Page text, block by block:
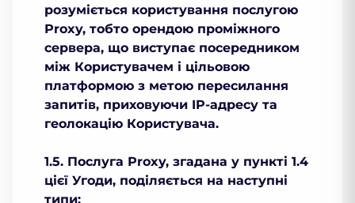
розуміється користування послугою
Рroxy, тобто орендою проміжного
сервера, що виступає посередником
між Користувачем і цільовою
платформою з метою пересилання
запитів, приховуючи IP-адресу та
геолокацію Користувача.
1.5. Послуга Рroxy, згадана у пункті 1.4
цієї Угоди, поділяється на наступні
типи: